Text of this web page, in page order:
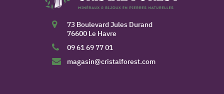
73 Boulevard Jules Durand
76600 Le Havre
09 61 69 77 01
magasin@cristalforest.com